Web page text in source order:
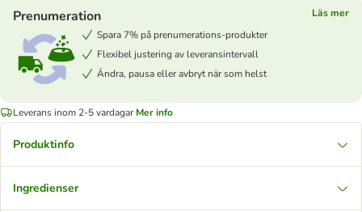
Prenumeration
Läs mer
Spara 7% på prenumerations-produkter
Flexibel justering av leveransintervall
Ändra, pausa eller avbryt när som helst
Leverans inom 2-5 vardagar Mer info
Produktinfo
Ingredienser